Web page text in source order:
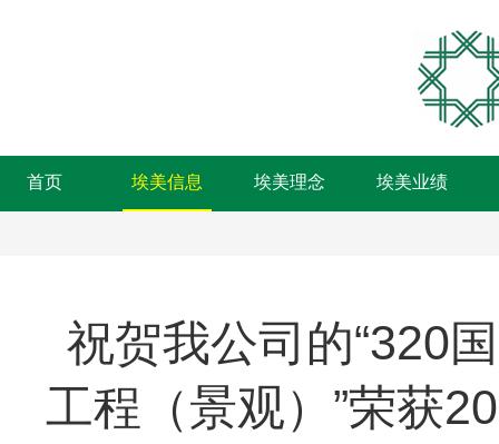
首页 埃美信息 埃美理念 埃美业绩
祝贺我公司的“320
工程（景观）”荣获